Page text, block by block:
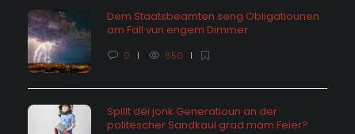
Dem Staatsbeamten seng Obligatiounen
am Fall vun engem Dimmer
0 650
Spillt déi jonk Generatioun an der
politescher Sandkaul grad mam Feier?